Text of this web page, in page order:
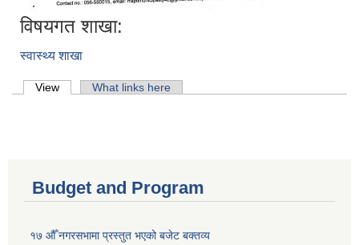
विषयगत शाखा:
स्वास्थ्य शाखा
Primary tabs
View (active tab)What links here
Budget and Program
१७ औँ नगरसभामा प्रस्तुत भएको बजेट बक्तव्य